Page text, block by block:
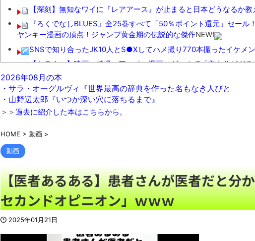
【深刻】無知なワイに『レアアース』が止まると日本どうなるか
『ろくでなしBLUES』全25巻すべて「50％ポイント還元」セー
ヤンキー漫画の頂点！ジャンプ黄金期の伝説的な傑作NEW!
SNSで知り合ったJK10人とS●Xしてハメ撮り770本撮ったイケ
【トラウマ】映画・特撮・アニメ・漫画・ゲームで「主人公がガ
NEW!
【悲報】ショートスリーパー堀さん、高須幹弥に医学的に詰められ
【悲報】大物Youtuber、破局を発表
【動画】台湾チアと日本チアの違いについて、球界関係者「まず骨
まっぷたつに…日本レトロゲーム協会がゲームソフトCDの劣化に
別にどこの誰が一日何時間睡眠だろうがどうでもいいじゃないです
パさん「平和を願う式典なのに防弾ガラスと防弾バッグSPで囲ま
【悲報】太鼓の達人、お馴染みのフォントの使用料が年間6万から
【悲報】韓国人「え待って、何で日本の避難所って10年前と同レベ
ナナフシモドキと公園へNEW!
2026年08月の本
・サラ・オーグルヴィ『世界最高の辞典を作った名もなき人びと
・山野辺太郎『いつか深い穴に落ちるまで』
＞＞ 過去に紹介した本はこちらから。
HOME > 動画 >
動画
【医者あるある】患者さんが医者だと分
セカンドオピニオン」ｗｗｗ
2025年01月21日